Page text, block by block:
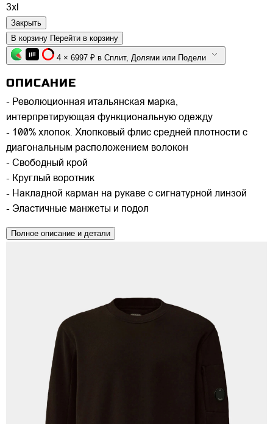
3xl
Закрыть
В корзину Перейти в корзину
4 × 6997 ₽ в Сплит, Долями или Подели
ОПИСАНИЕ
- Революционная итальянская марка,
интерпретирующая функциональную одежду
- 100% хлопок. Хлопковый флис средней плотности с
диагональным расположением волокон
- Свободный крой
- Круглый воротник
- Накладной карман на рукаве с сигнатурной линзой
- Эластичные манжеты и подол
Полное описание и детали